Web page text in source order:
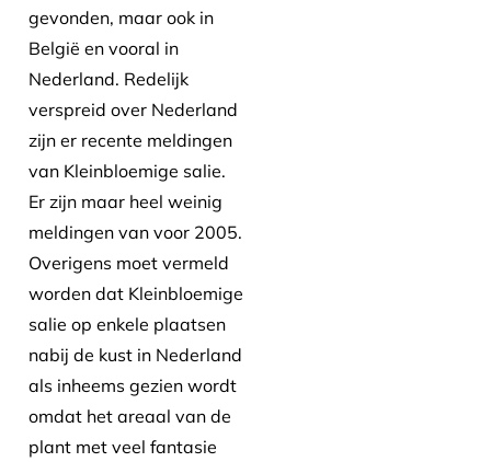
gevonden, maar ook in
België en vooral in
Nederland. Redelijk
verspreid over Nederland
zijn er recente meldingen
van Kleinbloemige salie.
Er zijn maar heel weinig
meldingen van voor 2005.
Overigens moet vermeld
worden dat Kleinbloemige
salie op enkele plaatsen
nabij de kust in Nederland
als inheems gezien wordt
omdat het areaal van de
plant met veel fantasie